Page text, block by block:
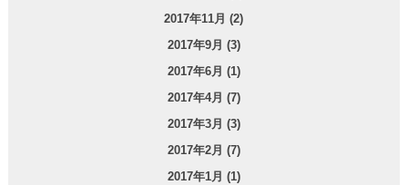
2017年11月 (2)
2017年9月 (3)
2017年6月 (1)
2017年4月 (7)
2017年3月 (3)
2017年2月 (7)
2017年1月 (1)